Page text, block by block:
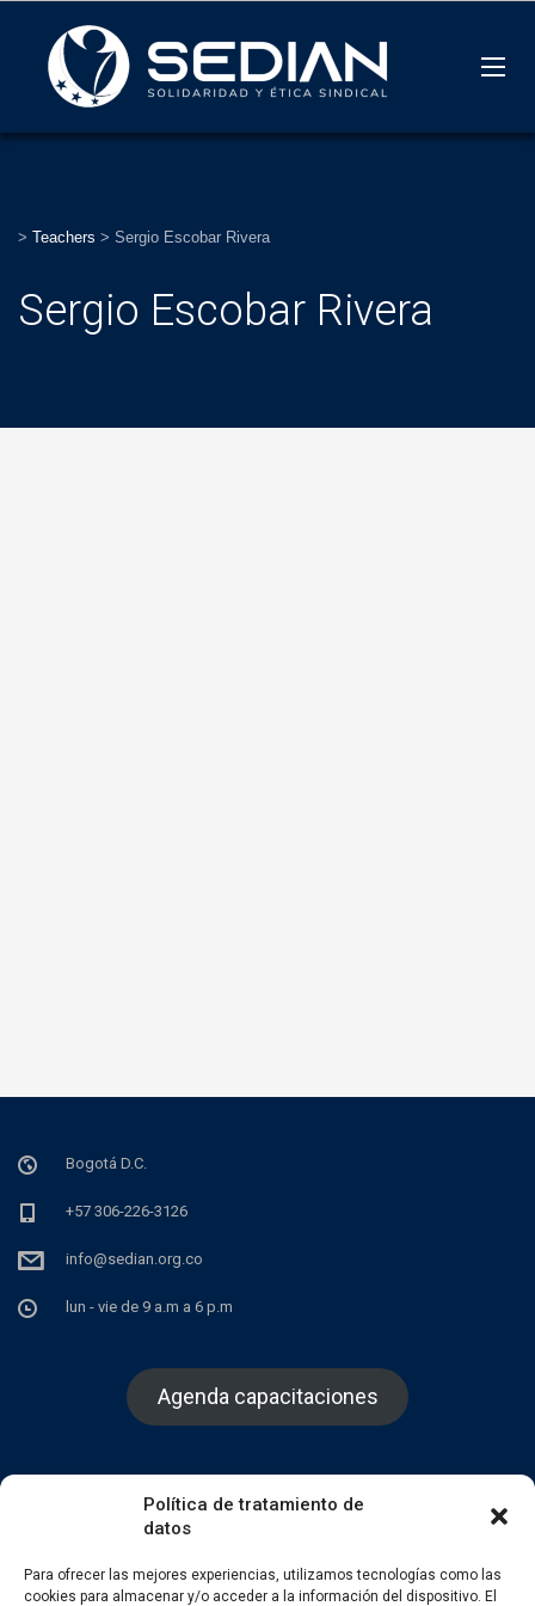
Política de tratamiento de
datos
Para ofrecer las mejores experiencias, utilizamos tecnologías como las
cookies para almacenar y/o acceder a la información del dispositivo. El
> Teachers > Sergio Escobar Rivera
Sergio Escobar Rivera
Bogotá D.C.
+57 306-226-3126
info@sedian.org.co
lun - vie de 9 a.m a 6 p.m
Agenda capacitaciones